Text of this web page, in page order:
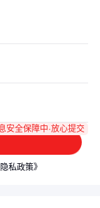
安全保障中·放心提交
隐私政策》